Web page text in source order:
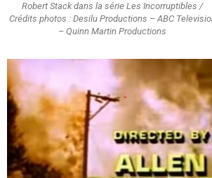
Robert Stack dans la série Les Incorruptibles /
Crédits photos : Desilu Productions – ABC
– Quinn Martin Productions